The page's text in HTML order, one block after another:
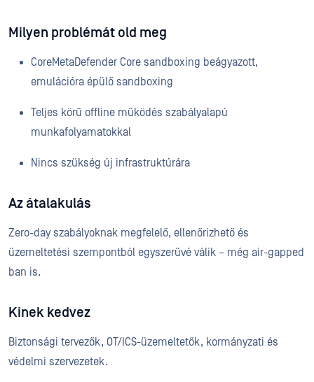
Milyen problémát old meg
CoreMetaDefender Core sandboxing beágyazott,
emulációra épülő sandboxing
Teljes körű offline működés szabályalapú
munkafolyamatokkal
Nincs szükség új infrastruktúrára
Az átalakulás
Zero-day szabályoknak megfelelő, ellenőrizhető és
üzemeltetési szempontból egyszerűvé válik – még air-gapped
ban is.
Kinek kedvez
Biztonsági tervezők, OT/ICS-üzemeltetők, kormányzati és
védelmi szervezetek.